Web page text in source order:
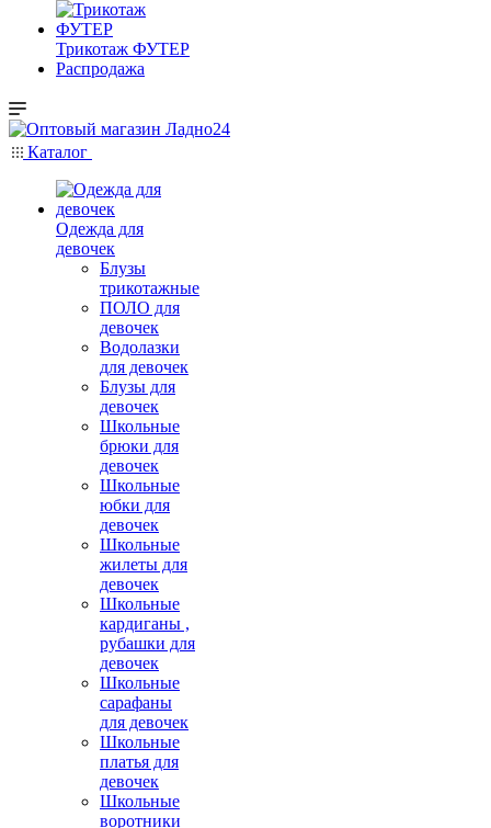
Трикотаж ФУТЕР
Распродажа
Каталог
Одежда для
девочек
Блузы
трикотажные
ПОЛО для
девочек
Водолазки
для девочек
Блузы для
девочек
Школьные
брюки для
девочек
Школьные
юбки для
девочек
Школьные
жилеты для
девочек
Школьные
кардиганы ,
рубашки для
девочек
Школьные
сарафаны
для девочек
Школьные
платья для
девочек
Школьные
воротники